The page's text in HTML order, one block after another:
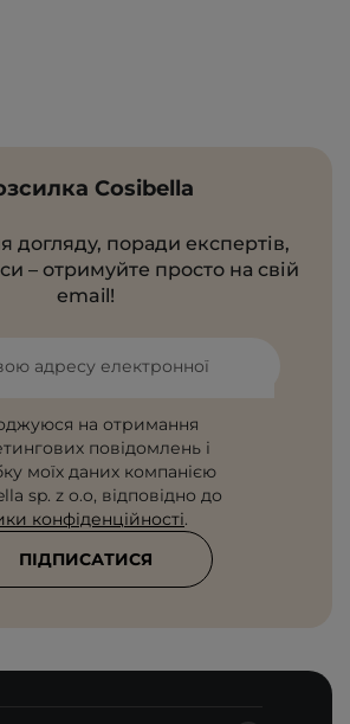
Cosibella
догляду, поради експертів,
– отримуйте просто на свій
email!
адресу електронної
на отримання
повідомлень і
моїх даних компанією
sp. z o.o, відповідно до
конфіденційності.
ПІДПИСАТИСЯ